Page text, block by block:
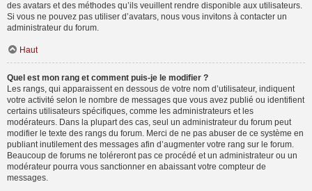
des avatars et des méthodes qu’ils veuillent rendre disponible aux utilisateurs.
Si vous ne pouvez pas utiliser d’avatars, nous vous invitons à contacter un
administrateur du forum.
Haut
Quel est mon rang et comment puis-je le modifier ?
Les rangs, qui apparaissent en dessous de votre nom d’utilisateur, indiquent
votre activité selon le nombre de messages que vous avez publié ou identifient
certains utilisateurs spécifiques, comme les administrateurs et les
modérateurs. Dans la plupart des cas, seul un administrateur du forum peut
modifier le texte des rangs du forum. Merci de ne pas abuser de ce système en
publiant inutilement des messages afin d’augmenter votre rang sur le forum.
Beaucoup de forums ne toléreront pas ce procédé et un administrateur ou un
modérateur pourra vous sanctionner en abaissant votre compteur de
messages.